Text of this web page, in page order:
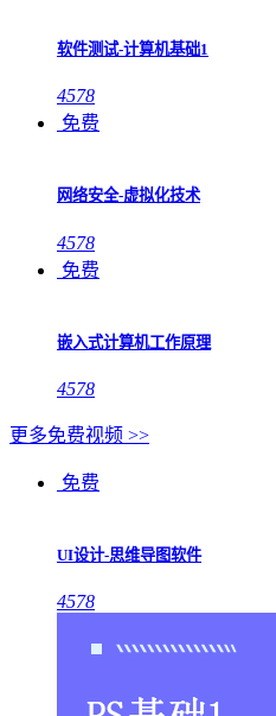
软件测试-计算机基础1
4578
免费
网络安全-虚拟化技术
4578
免费
嵌入式计算机工作原理
4578
更多免费视频 >>
免费
UI设计-思维导图软件
4578